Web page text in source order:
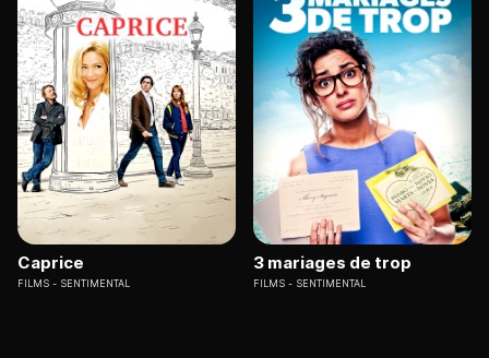
Caprice
FILMS SENTIMENTAL
3 mariages de trop
FILMS SENTIMENTAL